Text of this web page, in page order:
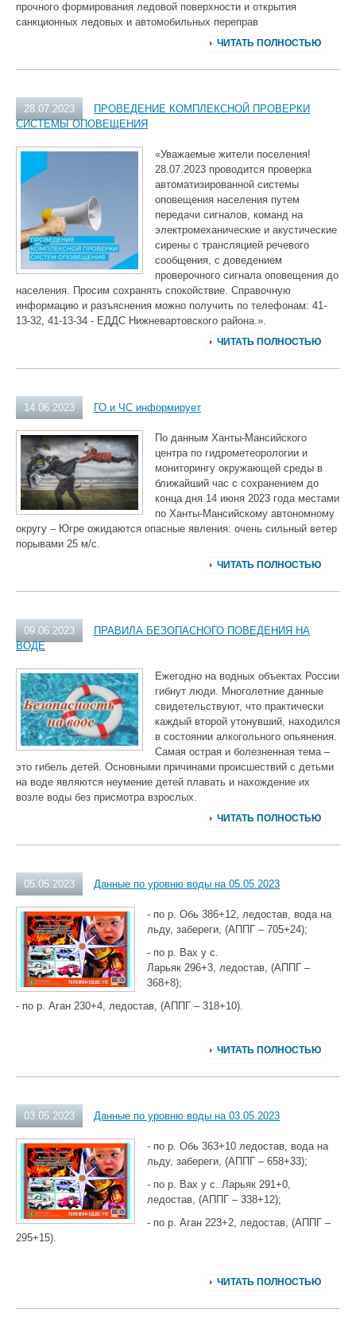
прочного формирования ледовой поверхности и открытия
санкционных ледовых и автомобильных переправ
ЧИТАТЬ ПОЛНОСТЬЮ
28.07.2023
ПРОВЕДЕНИЕ КОМПЛЕКСНОЙ ПРОВЕРКИ
СИСТЕМЫ ОПОВЕЩЕНИЯ
«Уважаемые жители поселения!
28.07.2023 проводится проверка
автоматизированной системы
оповещения населения путем
передачи сигналов, команд на
электромеханические и акустические
сирены с трансляцией речевого
сообщения, с доведением
проверочного сигнала оповещения до
населения. Просим сохранять спокойствие. Справочную
информацию и разъяснения можно получить по телефонам: 41-
13-32, 41-13-34 - ЕДДС Нижневартовского района.».
ЧИТАТЬ ПОЛНОСТЬЮ
14.06.2023 ГО и ЧС информирует
По данным Ханты-Мансийского
центра по гидрометеорологии и
мониторингу окружающей среды в
ближайший час с сохранением до
конца дня 14 июня 2023 года местами
по Ханты-Мансийскому автономному
округу – Югре ожидаются опасные явления: очень сильный ветер
порывами 25 м/с.
ЧИТАТЬ ПОЛНОСТЬЮ
09.06.2023
ПРАВИЛА БЕЗОПАСНОГО ПОВЕДЕНИЯ НА
ВОДЕ
Ежегодно на водных объектах России
гибнут люди. Многолетние данные
свидетельствуют, что практически
каждый второй утонувший, находился
в состоянии алкогольного опьянения.
Самая острая и болезненная тема –
это гибель детей. Основными причинами происшествий с детьми
на воде являются неумение детей плавать и нахождение их
возле воды без присмотра взрослых.
ЧИТАТЬ ПОЛНОСТЬЮ
05.05.2023 Данные по уровню воды на 05.05.2023
- по р. Обь 386+12, ледостав, вода на
льду, забереги, (АППГ – 705+24);
- по р. Вах у с.
Ларьяк 296+3, ледостав, (АППГ –
368+8);
- по р. Аган 230+4, ледостав, (АППГ – 318+10).
ЧИТАТЬ ПОЛНОСТЬЮ
03.05.2023 Данные по уровню воды на 03.05.2023
- по р. Обь 363+10 ледостав, вода на
льду, забереги, (АППГ – 658+33);
- по р. Вах у с. Ларьяк 291+0,
ледостав, (АППГ – 338+12);
- по р. Аган 223+2, ледостав, (АППГ –
295+15).
ЧИТАТЬ ПОЛНОСТЬЮ